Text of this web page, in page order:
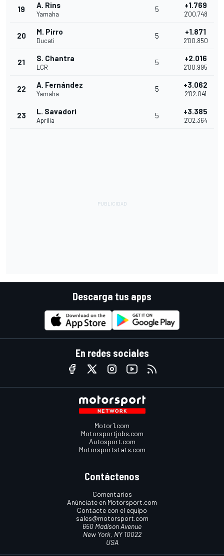
19 A. Rins
Yamaha
5 +1.769
2'00.748
20 M. Pirro
Ducati
5 +1.871
2'00.850
21 S. Chantra
LCR
5 +2.016
2'00.995
22 A. Fernández
Yamaha
5 +3.062
2'02.041
23 L. Savadori
Aprilia
5 +3.385
2'02.364
Descarga tus apps
En redes sociales
Motor1.com
Motorsportjobs.com
Autosport.com
Motorsportstats.com
Contáctenos
Comentarios
Anúnciate en Motorsport.com
Contacte con el equipo
sales@motorsport.com
650 Madison Avenue
New York, NY 10022
USA